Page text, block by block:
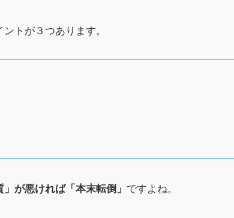
トが３つあります。
」が悪ければ「本末転倒」 ですよね。